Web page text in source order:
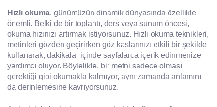
Hızlı okuma, günümüzün dinamik dünyasında özellikle
önemli. Belki de bir toplantı, ders veya sunum öncesi,
okuma hızınızı artırmak istiyorsunuz. Hızlı okuma teknikleri,
metinleri gözden geçirirken göz kaslarınızı etkili bir şekilde
kullanarak, dakikalar içinde sayfalarca içerik edinmenize
yardımcı oluyor. Böylelikle, bir metni sadece olması
gerektiği gibi okumakla kalmıyor, aynı zamanda anlamını
da derinlemesine kavrıyorsunuz.